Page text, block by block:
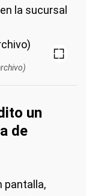
la sucursal
un
de
pantalla,